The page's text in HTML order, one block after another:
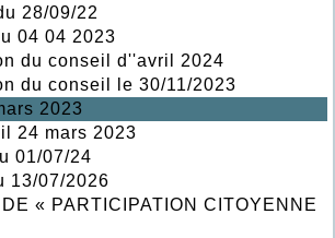
28/09/22
04 04 2023
du conseil d''avril 2024
du conseil le 30/11/2023
2023
24 mars 2023
01/07/24
13/07/2026
« PARTICIPATION CITOYENNE